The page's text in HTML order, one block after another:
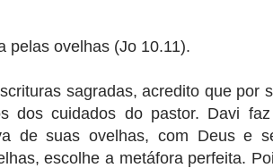
pelas ovelhas (Jo 10.11).
sagradas, acredito que por
dos cuidados do pastor. Davi
de suas ovelhas, com Deus e
escolhe a metáfora perfeita.